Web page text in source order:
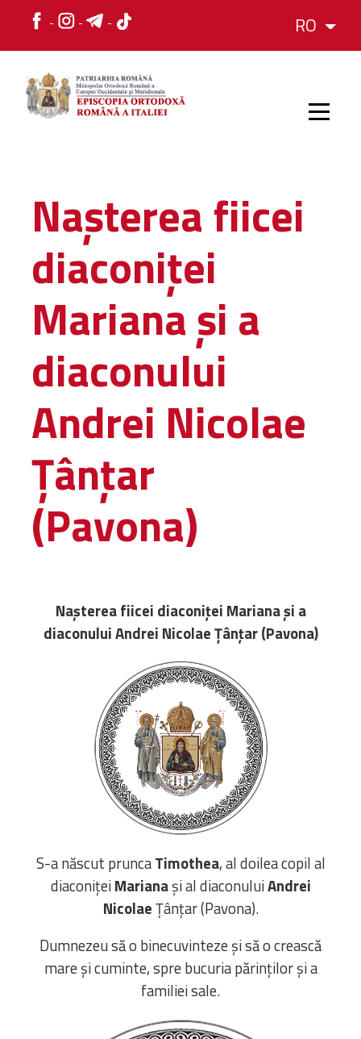
RO
ISTORIC
ORGANIZAREA
ORGANIZAREA
Structura
Administrativă
Mănăstiri,
biserici și
Centre și
Asociații
Cimitire
RESURSE
RESURSE
Apostolia Italia
Comunicate de presă
Statutele și legile
Scrisori pastorale
Bibliotecă
Resurse multimedia
Opinii ortodoxe
Din viața „familiei”
diecezei
CSDE
Cuvântul Episcopului
Lectura Lunii
Prezentarea
Nașterea fiicei
diaconiței
Mariana și a
diaconului
Andrei Nicolae
Țânțar
(Pavona)
Nașterea fiicei diaconiței Mariana și a
diaconului Andrei Nicolae Țânțar (Pavona)
S-a născut pruncaTimothea, al doilea copil al
diaconițeiMarianași al diaconuluiAndrei
NicolaeȚânțar (Pavona).
Dumnezeu să o binecuvinteze și să o crească
mare și cuminte, spre bucuria părinților și a
familiei sale.